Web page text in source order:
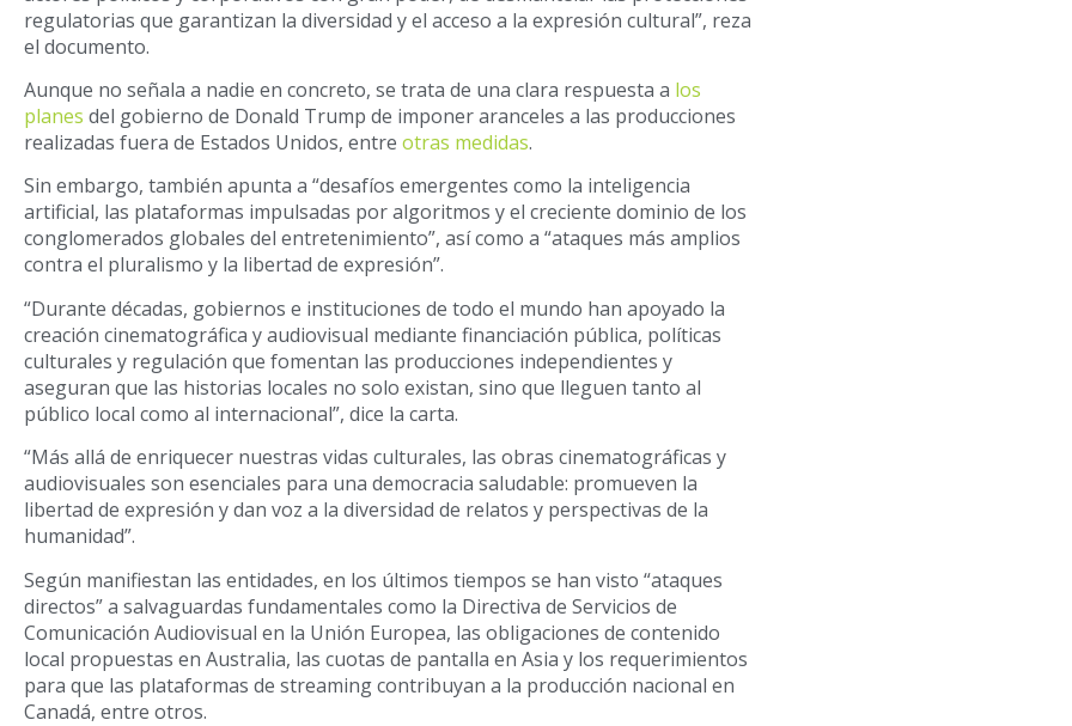
regulatorias que garantizan la diversidad y el acceso a la expresión cultural”, reza
el documento.
Aunque no señala a nadie en concreto, se trata de una clara respuesta a los
planes del gobierno de Donald Trump de imponer aranceles a las producciones
realizadas fuera de Estados Unidos, entre otras medidas.
Sin embargo, también apunta a “desafíos emergentes como la inteligencia
artificial, las plataformas impulsadas por algoritmos y el creciente dominio de los
conglomerados globales del entretenimiento”, así como a “ataques más amplios
contra el pluralismo y la libertad de expresión”.
“Durante décadas, gobiernos e instituciones de todo el mundo han apoyado la
creación cinematográfica y audiovisual mediante financiación pública, políticas
culturales y regulación que fomentan las producciones independientes y
aseguran que las historias locales no solo existan, sino que lleguen tanto al
público local como al internacional”, dice la carta.
“Más allá de enriquecer nuestras vidas culturales, las obras cinematográficas y
audiovisuales son esenciales para una democracia saludable: promueven la
libertad de expresión y dan voz a la diversidad de relatos y perspectivas de la
humanidad”.
Según manifiestan las entidades, en los últimos tiempos se han visto “ataques
directos” a salvaguardas fundamentales como la Directiva de Servicios de
Comunicación Audiovisual en la Unión Europea, las obligaciones de contenido
local propuestas en Australia, las cuotas de pantalla en Asia y los requerimientos
para que las plataformas de streaming contribuyan a la producción nacional en
Canadá, entre otros.